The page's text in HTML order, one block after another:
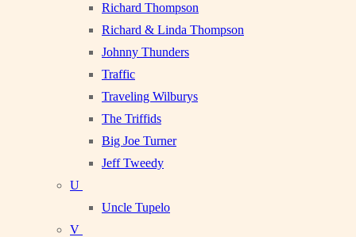
Richard Thompson
Richard & Linda Thompson
Johnny Thunders
Traffic
Traveling Wilburys
The Triffids
Big Joe Turner
Jeff Tweedy
U
Uncle Tupelo
V